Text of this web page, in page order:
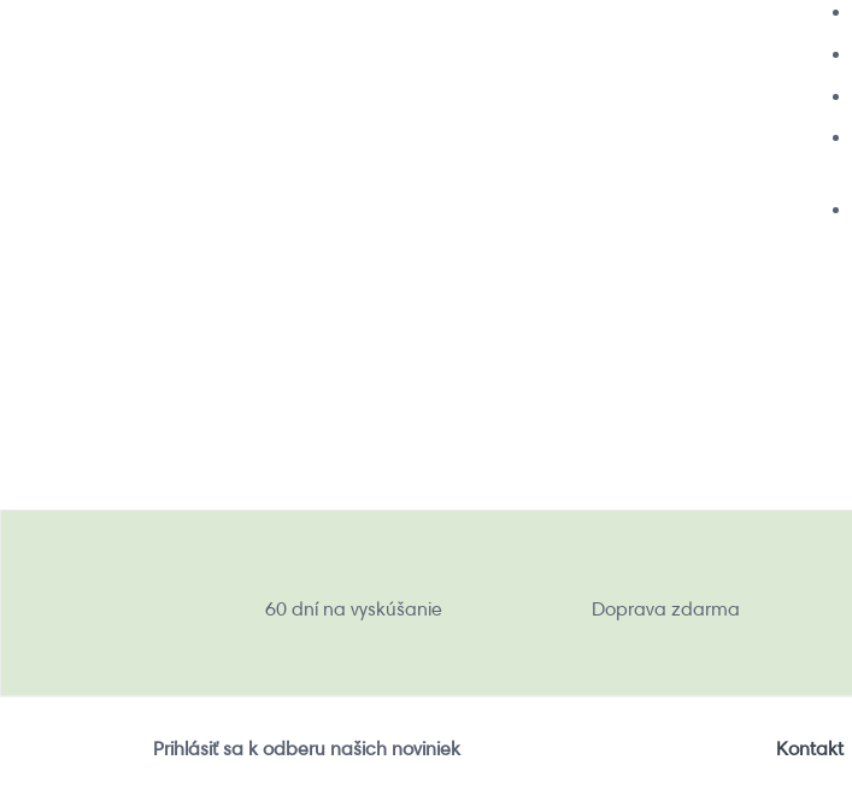
60 dní na vyskúšanie Doprava zdarma
Prihlásiť sa k odberu našich noviniek Kontakt